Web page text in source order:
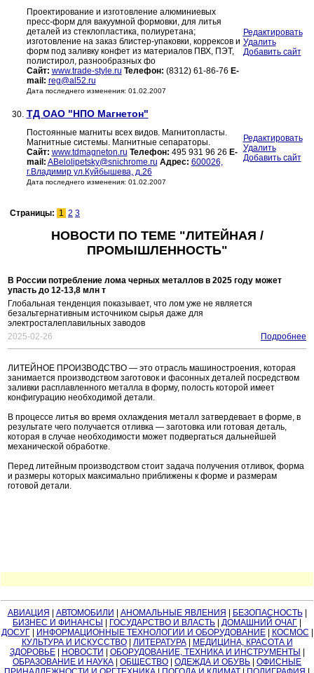
Проектирование и изготовление алюминиевых
пресс-форм для вакуумной формовки, для литья
деталей из стеклопластика, полиуретана;
изготовление на заказ блистер-упаковки, коррексов и
форм под заливку конфет из материалов ПВХ, ПЭТ,
полистирол, разнообразных фо
Сайт: www.trade-style.ru Телефон: (8312) 61-86-76 E-
mail: reg@al52.ru
Дата последнего изменения: 01.02.2007
Редактировать
Удалить
Добавить сайт
30. ТД ОАО "НПО Магнетон"
Постоянные магниты всех видов. Магнитопласты.
Магнитные системы. Магнитные сепараторы.
Сайт: www.tdmagneton.ru Телефон: 495 931 96 26 E-
mail: ABelolipetsky@snichrome.ru Адрес: 600026,
г.Владимир ул.Куйбышева, д.26
Дата последнего изменения: 01.02.2007
Редактировать
Удалить
Добавить сайт
Страницы: 1 2 3
НОВОСТИ ПО ТЕМЕ "ЛИТЕЙНАЯ /
ПРОМЫШЛЕННОСТЬ"
В России потребление лома черных металлов в 2025 году может
упасть до 12-13,8 млн т
Глобальная тенденция показывает, что лом уже не является
безальтернативным источником сырья даже для
электросталеплавильных заводов
2025-02-26
Подробнее
ЛИТЕЙНОЕ ПРОИЗВОДСТВО — это отрасль машиностроения, которая
занимается производством заготовок и фасонных деталей посредством
заливки расплавленного металла в форму, полость которой имеет
конфигурацию необходимой детали.
В процессе литья во время охлаждения металл затвердевает в форме, в
результате чего получается отливка — заготовка или готовая деталь,
которая в случае необходимости может подвергаться дальнейшей
механической обработке.
Перед литейным производством стоит задача получения отливок, форма
и размеры которых максимально приближены к форме и размерам
готовой детали.
АВИАЦИЯ АВТОМОБИЛИ АНОМАЛЬНЫЕ ЯВЛЕНИЯ БЕЗОПАСНОСТЬ|
БИЗНЕС И ФИНАНСЫ
ГОСУДАРСТВО И ВЛАСТЬ ДОМАШНИЙ ОЧАГ
ДОСУГ| ИНФОРМАЦИОННЫЕ ТЕХНОЛОГИИ И ОБОРУДОВАНИЕ| КОСМОС
КУЛЬТУРА И ИСКУССТВО| ЛИТЕРАТУРА|
МЕДИЦИНА, КРАСОТА И
ЗДОРОВЬЕ| НОВОСТИ ОБОРУДОВАНИЕ, ТЕХНИКА И ИНСТРУМЕНТЫ
ОБРАЗОВАНИЕ И НАУКА
ОБЩЕСТВО ОДЕЖДА И ОБУВЬ
ОФИСНЫЕ